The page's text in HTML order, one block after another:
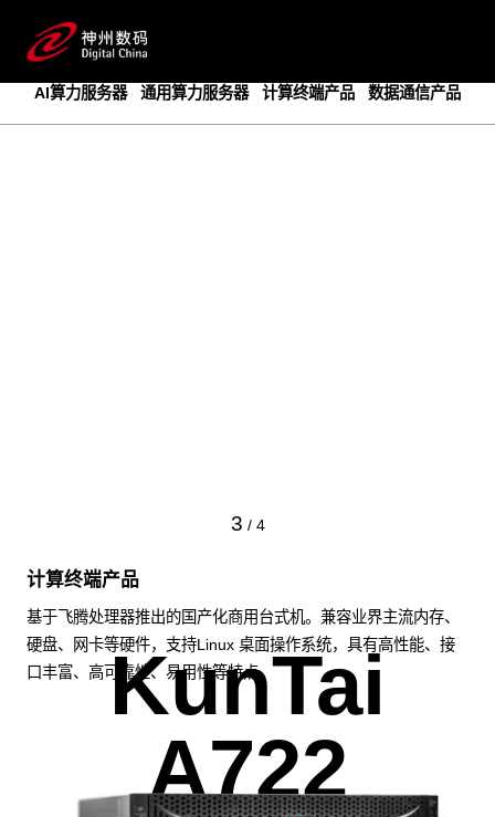
AI算力服务器
通用算力服务器 计算终端产品 数据通信产品
3 / 4
计算终端产品
基于飞腾处理器推出的国产化商用台式机。兼容业界主流内存、
硬盘、网卡等硬件，支持Linux 桌面操作系统，具有高性能、接
口丰富、高可靠性、易用性等特点。
KunTai
A722